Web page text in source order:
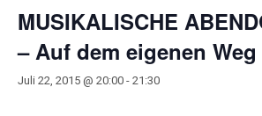
MUSIKALISCHE
– Auf dem eigenen Weg
Juli 22, 2015 @ 20:00 - 21:30